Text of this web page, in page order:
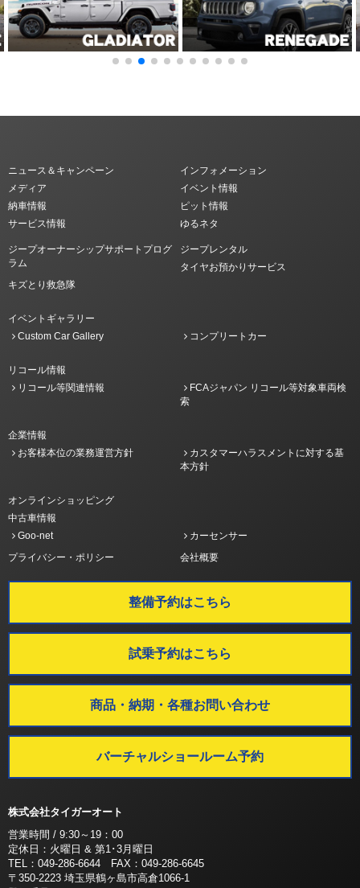
ニュース＆キャンペーン
インフォメーション
メディア
イベント情報
納車情報
ピット情報
サービス情報
ゆるネタ
ジープオーナーシップサポートプログ
ラム
ジープレンタル
タイヤお預かりサービス
キズとり救急隊
イベントギャラリー
Custom Car Gallery
コンプリートカー
リコール情報
リコール等関連情報
FCAジャパン リコール等対象車両検
索
企業情報
お客様本位の業務運営方針
カスタマーハラスメントに対する基
本方針
オンラインショッピング
中古車情報
Goo-net
カーセンサー
プライバシー・ポリシー
会社概要
整備予約はこちら
試乗予約はこちら
商品・納期・各種お問い合わせ
バーチャルショールーム予約
株式会社タイガーオート
営業時間 / 9:30～19：00
定休日：火曜日 & 第1･3月曜日
TEL：049-286-6644 FAX：049-286-6645
〒350-2223 埼玉県鶴ヶ島市高倉1066-1